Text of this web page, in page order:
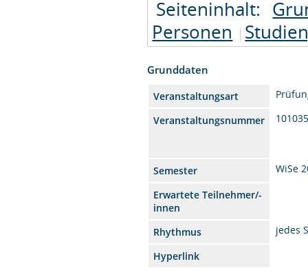
Seiteninhalt:
Personen
Grunddaten
Veranstaltungsart
Veranstaltungsnummer
Semester
WiSe
Erwartete Teilnehmer/-
innen
Rhythmus
jedes
Hyperlink